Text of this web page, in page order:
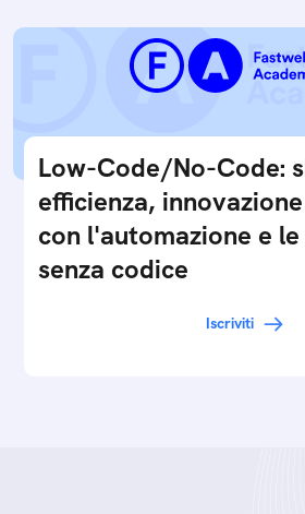
Low-Code/No-Code:
efficienza,
con l'automazione e
senza codice
Iscriviti